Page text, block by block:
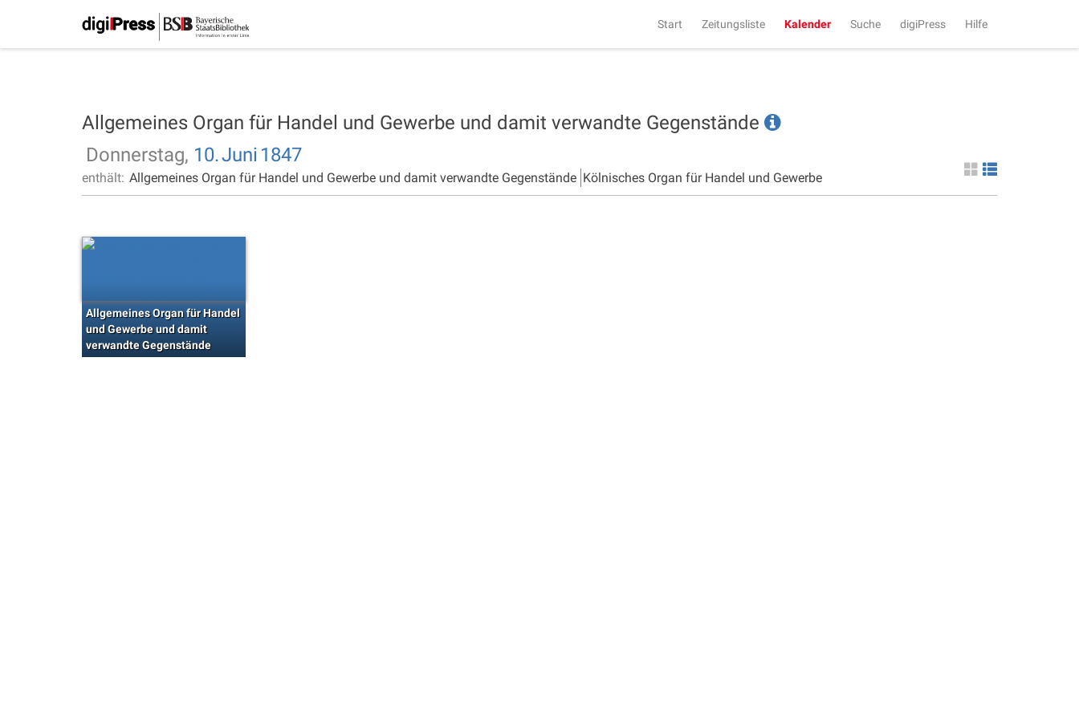
Start Zeitungsliste Kalender Suche digiPress Hilfe
Allgemeines Organ für Handel und Gewerbe und damit verwandte Gegenstände
Donnerstag, 10.Juni 1847
enthält: Allgemeines Organ für Handel und Gewerbe und damit verwandte Gegenstände Kölnisches Organ für Handel und Gewerbe
Allgemeines Organ für Handel
und Gewerbe und damit
verwandte Gegenstände